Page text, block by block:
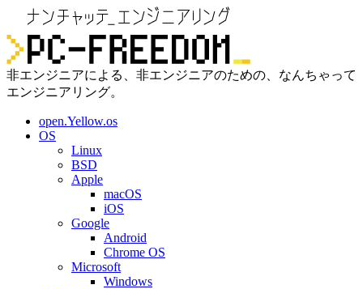
非エンジニアによる、非エンジニアのための、なんちゃって
エンジニアリング。
open.Yellow.os
OS
Linux
BSD
Apple
macOS
iOS
Google
Android
Chrome OS
Microsoft
Windows